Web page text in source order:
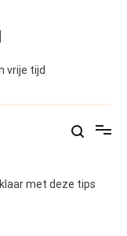
vrije tijd
met deze tips